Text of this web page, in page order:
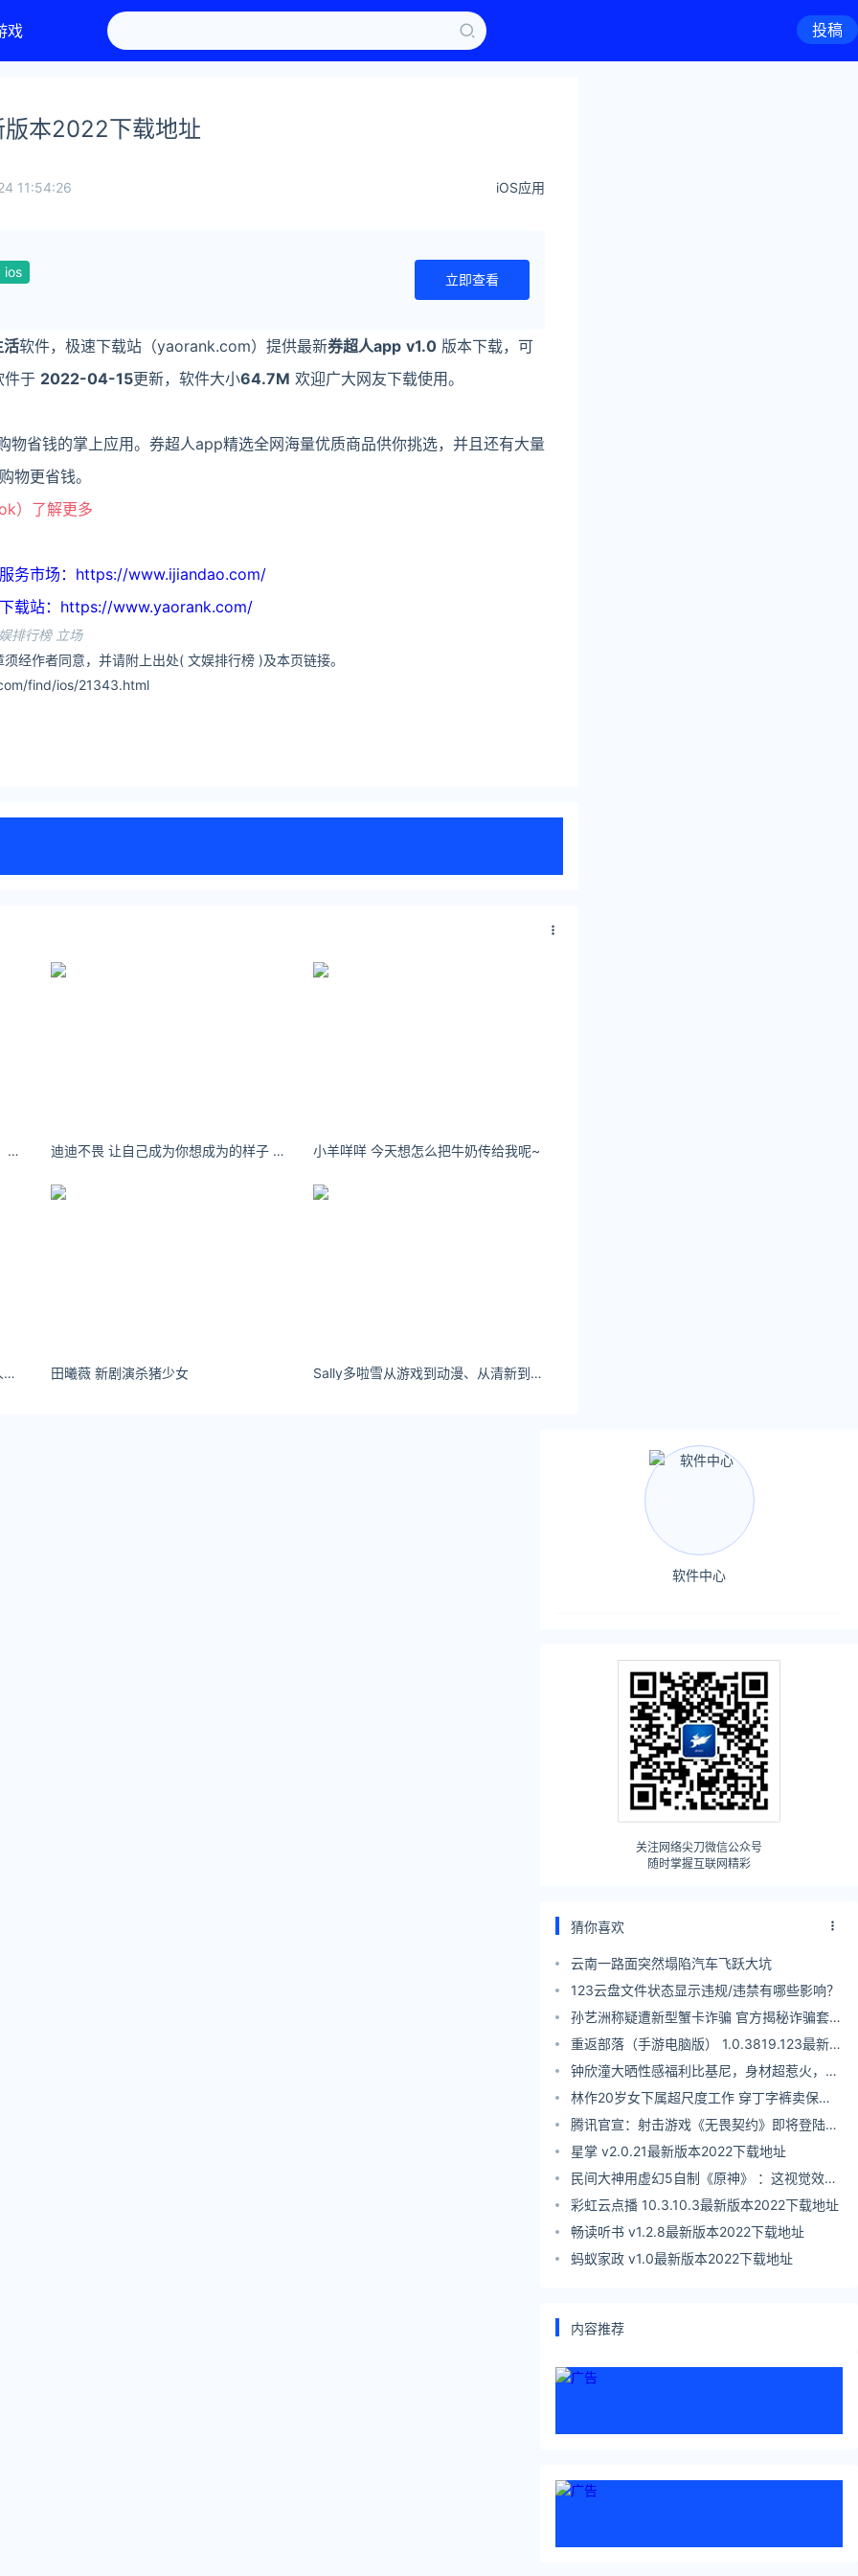
戏 投稿
本2022下载地址
iOS应用
11:54:26
ios 立即查看
活软件，极速下载站（yaorank.com）提供最新券超人app v1.0 版本下载，可
件于 2022-04-15更新，软件大小64.7M 欢迎广大网友下载使用。
物省钱的掌上应用。券超人app精选全网海量优质商品供你挑选，并且还有大量
物更省钱。
）了解更多
务市场：https://www.ijiandao.com/
载站：https://www.yaorank.com/
排行榜 立场
经作者同意，并请附上出处( 文娱排行榜 )及本页链接。
find/ios/21343.html
任敏左滑看我追星现场！ 八仙饭店！追到啦！！ 迪迪不畏 让自己成为你想成为的样子 愿自己永远被爱- 小红书 小羊咩咩 今天想怎么把牛奶传给我呢~
木下凛凛子在线观看感谢抛弃我的人，因为他教会了我坚强。 田曦薇 新剧演杀猪少女 Sally多啦雪从游戏到动漫、从清新到性感，每一个角色都能被她演绎得淋漓尽致
软件中心
关注网络尖刀微信公众号
随时掌握互联网精彩
猜你喜欢
云南一路面突然塌陷汽车飞跃大坑
123云盘文件状态显示违规/违禁有哪些影响？
孙艺洲称疑遭新型蟹卡诈骗 官方揭秘诈骗套
路：天上不会掉螃蟹
重返部落（手游电脑版） 1.0.3819.123最新版
本2022下载地址
钟欣潼大晒性感福利比基尼，身材超惹火，网
友大赞18岁少女
林作20岁女下属超尺度工作 穿丁字裤卖保
险？
腾讯官宣：射击游戏《无畏契约》即将登陆
WeGame
星掌 v2.0.21最新版本2022下载地址
民间大神用虚幻5自制《原神》 ：这视觉效果
爱了
彩虹云点播 10.3.10.3最新版本2022下载地址
畅读听书 v1.2.8最新版本2022下载地址
蚂蚁家政 v1.0最新版本2022下载地址
内容推荐